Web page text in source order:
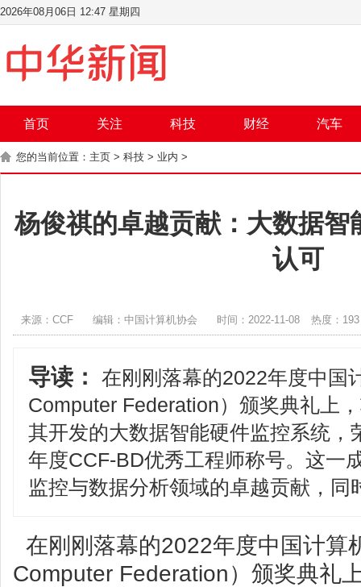
2026年08月06日 12:47 星期四
首页 关注 科技 财经 汽车
您的当前位置： 主页 > 科技 > 业内 >
杨俊祺的卓越贡献：大数据智
认可
来源：CCF 编辑：中国计算机协会 时间：2022-11-08 热度： 193
导读：
在刚刚落幕的2022年度中国
Computer Federation）颁奖典礼上
其开发的大数据智能硬件监控系统，
年度CCF-BD优秀工程师称号。这一
监控与数据分析领域的卓越贡献，同
在刚刚落幕的2022年度中国计算
Computer Federation）颁奖典礼